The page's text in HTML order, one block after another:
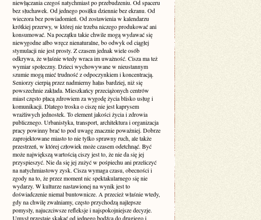
niewłączania czegoś natychmiast po przebudzeniu. Od spaceru
bez słuchawek. Od jednego posiłku dziennie bez ekranu. Od
wieczora bez powiadomień. Od zostawienia w kalendarzu
krótkiej przerwy, w której nie trzeba niczego produkować ani
konsumować. Na początku takie chwile mogą wydawać się
niewygodne albo wręcz nienaturalne, bo odwyk od ciągłej
stymulacji nie jest prosty. Z czasem jednak wiele osób
odkrywa, że właśnie wtedy wraca im uważność. Cisza ma też
wymiar społeczny. Dzieci wychowywane w nieustannym
szumie mogą mieć trudność z odpoczynkiem i koncentracją.
Seniorzy cierpią przez nadmierny hałas bardziej, niż się
powszechnie zakłada. Mieszkańcy przeciążonych centrów
miast często płacą zdrowiem za wygodę życia blisko usług i
komunikacji. Dlatego troska o ciszę nie jest kaprysem
wrażliwych jednostek. To element jakości życia i zdrowia
publicznego. Urbanistyka, transport, architektura i organizacja
pracy powinny brać to pod uwagę znacznie poważniej. Dobrze
zaprojektowane miasto to nie tylko sprawny ruch, ale także
przestrzeń, w której człowiek może czasem odetchnąć. Być
może największą wartością ciszy jest to, że nie da się jej
przyspieszyć. Nie da się jej zużyć w pośpiechu ani przeliczyć
na natychmiastowy zysk. Cisza wymaga czasu, obecności i
zgody na to, że przez moment nic spektakularnego się nie
wydarzy. W kulturze nastawionej na wynik jest to
doświadczenie niemal buntownicze. A przecież właśnie wtedy,
gdy na chwilę zwalniamy, często przychodzą najlepsze
pomysły, najuczciwsze refleksje i najspokojniejsze decyzje.
Umysł przestaje skakać od jednego bodźca do drugiego i